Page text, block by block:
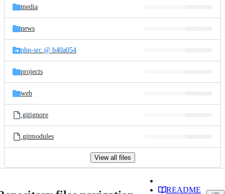
media
news
php-src @ b40a054
projects
web
.gitignore
.gitmodules
View all files
README